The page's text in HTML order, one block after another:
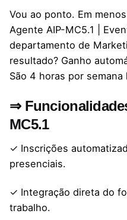
Vou ao ponto. Em
Agente AIP-MC5.1 |
departamento de
resultado? Ganho
São 4 horas por
⇒
MC5.1
✓ Inscrições
presenciais.
✓ Integração direta do
trabalho.